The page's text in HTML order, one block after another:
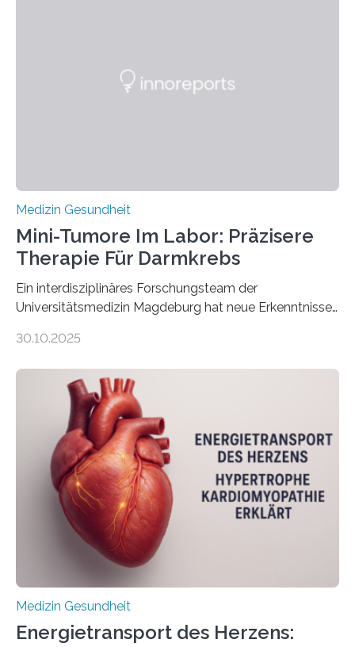
Medizin Gesundheit
Mini-Tumore Im Labor: Präzisere
Therapie Für Darmkrebs
Ein interdisziplinäres Forschungsteam der
Universitätsmedizin Magdeburg hat neue Erkenntnisse
behandelt werden kann. In ihrer aktuellen Studie,
Oncology, zeigen die Forschenden, dass Mini-Tumore
aus Gewebe von Patientinnen und Patienten –
sogenannte Organoide – genutzt werden können, um
vorab zu prüfen, welche Medikamente am besten
wirken. Dabei wurde ein Eiweiß identifiziert, das künftig
als Biomarker für die Wahl der passenden Therapie
dienen könnte. Darmkrebs zählt weltweit zu den
häufigsten Krebsarten und stellt…
30.10.2025
Medizin Gesundheit
Energietransport des Herzens: